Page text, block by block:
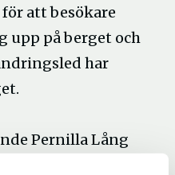
att besökare
upp på berget och
har
Pernilla Lång
Thor, forskare vid